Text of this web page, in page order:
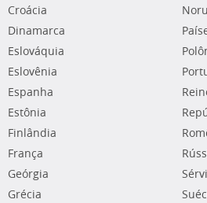
Croácia
Dinamarca
Eslováquia
Eslovênia
Espanha
Estônia
Finlândia
França
Geórgia
Grécia